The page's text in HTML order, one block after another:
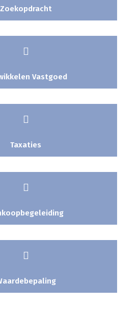
Zoekopdracht

Vastgoed

Taxaties

